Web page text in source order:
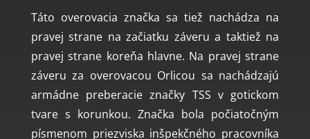
Táto overovacia značka sa tiež nachádza na
pravej strane na začiatku záveru a taktiež na
pravej strane koreňa hlavne. Na pravej strane
záveru za overovacou Orlicou sa nachádzajú
armádne preberacie značky TSS v gotickom
tvare s korunkou. Značka bola počiatočným
písmenom priezviska inšpekčného pracovníka